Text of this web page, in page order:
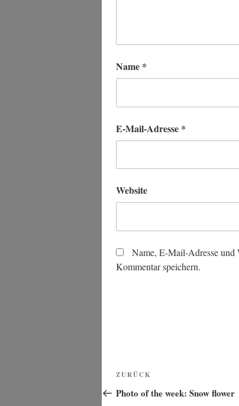
Name *
E-Mail-Adresse *
Website
Name, E-Mail-Adresse und
Kommentar speichern.
Beitragsnavigation
Vorheriger
Beitrag
ZURÜCK
Photo of the week: Snow flower